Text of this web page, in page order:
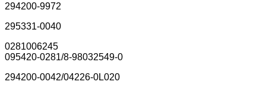
294200-9972
295331-0040
0281006245
095420-0281/8-98032549-0
294200-0042/04226-0L020